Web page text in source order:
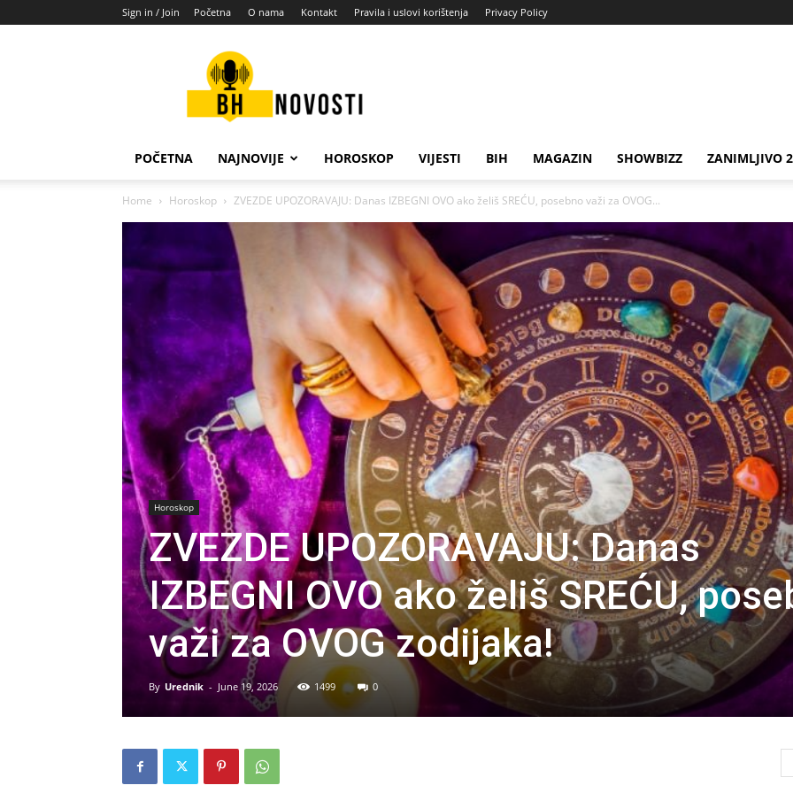
Sign in / Join Početna O nama Kontakt Pravila i uslovi korištenja Privacy Policy
POČETNA NAJNOVIJE HOROSKOP VIJESTI BIH MAGAZIN SHOWBIZZ ZANIMLJIVO
Home Horoskop ZVEZDE UPOZORAVAJU: Danas IZBEGNI OVO ako želiš SREĆU, posebno važi za OVOG...
Horoskop
ZVEZDE UPOZORAVAJU: Danas
IZBEGNI OVO ako želiš SREĆU,
važi za OVOG zodijaka!
By Urednik - June 19, 2026 1499 0